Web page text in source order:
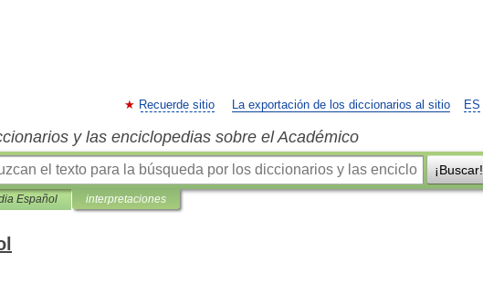
ES
Recuerde sitio La exportación de los diccionarios al sitio
y las enciclopedias sobre el Académico
¡Buscar!
Español interpretaciones